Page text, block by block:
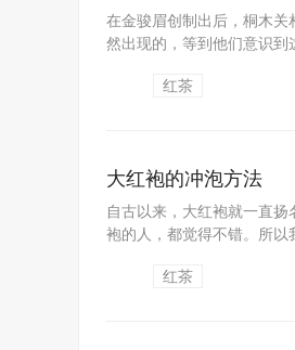
在金骏眉创制出后，桐木
然出现的，等到他们意识到
红茶
大红袍的冲泡方法
自古以来，大红袍就一直
袍的人，都觉得不错。所以
红茶